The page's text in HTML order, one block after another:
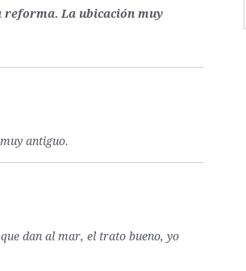
reforma. La ubicación muy
antiguo.
dan al mar, el trato bueno, yo